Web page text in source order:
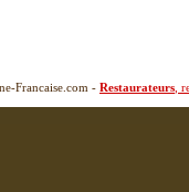
Francaise.com - Restaurateurs ,